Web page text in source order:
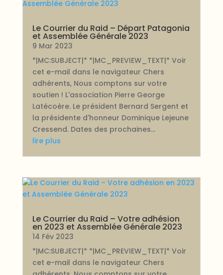
Le Courrier du Raid – Départ Patagonia
et Assemblée Générale 2023
9 Mar 2023
*|MC:SUBJECT|* *|MC_PREVIEW_TEXT|* Voir
cet e-mail dans le navigateur Chers
adhérents, Nous comptons sur votre
soutien ! L'association Pierre George
Latécoère. Le président Bernard Sergent et
la présidente d'honneur Dominique Lejeune
Cressend. Dates des prochaines...
lire plus
Le Courrier du Raid – Votre adhésion
en 2023 et Assemblée Générale 2023
14 Fév 2023
*|MC:SUBJECT|* *|MC_PREVIEW_TEXT|* Voir
cet e-mail dans le navigateur Chers